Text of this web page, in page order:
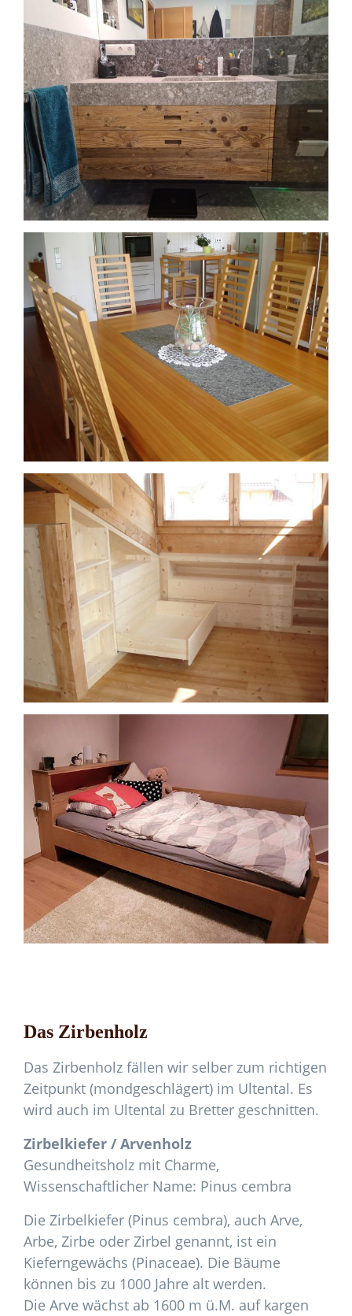
Das Zirbenholz
Das Zirbenholz fällen wir selber zum richtigen
Zeitpunkt (mondgeschlägert) im Ultental. Es
wird auch im Ultental zu Bretter geschnitten.
Zirbelkiefer / Arvenholz
Gesundheitsholz mit Charme,
Wissenschaftlicher Name: Pinus cembra
Die Zirbelkiefer (Pinus cembra), auch Arve,
Arbe, Zirbe oder Zirbel genannt, ist ein
Kieferngewächs (Pinaceae). Die Bäume
können bis zu 1000 Jahre alt werden.
Die Arve wächst ab 1600 m ü.M. auf kargen